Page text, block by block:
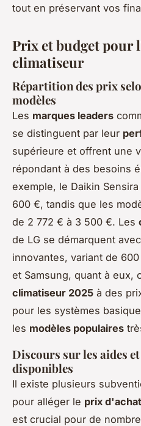
tout en préservant vos
Prix et budget pour
climatiseur
Répartition des prix
modèles
Les marques leaders
se distinguent par leur
supérieure et offrent une
répondant à des besoins
exemple, le Daikin
600 €, tandis que les
de 2 772 € à 3 500 €. Les
de LG se démarquent
innovantes, variant de
et Samsung, quant à eux,
climatiseur 2025 à des
pour les systèmes
les modèles populaires
Discours sur les aides
disponibles
Il existe plusieurs
pour alléger le prix d'achat
est crucial pour de